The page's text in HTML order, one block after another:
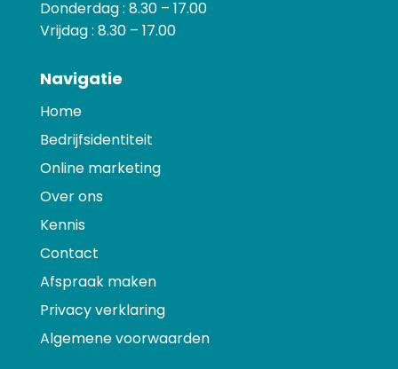
Donderdag : 8.30 – 17.00
Vrijdag : 8.30 – 17.00
Navigatie
Home
Bedrijfsidentiteit
Online marketing
Over ons
Kennis
Contact
Afspraak maken
Privacy verklaring
Algemene voorwaarden